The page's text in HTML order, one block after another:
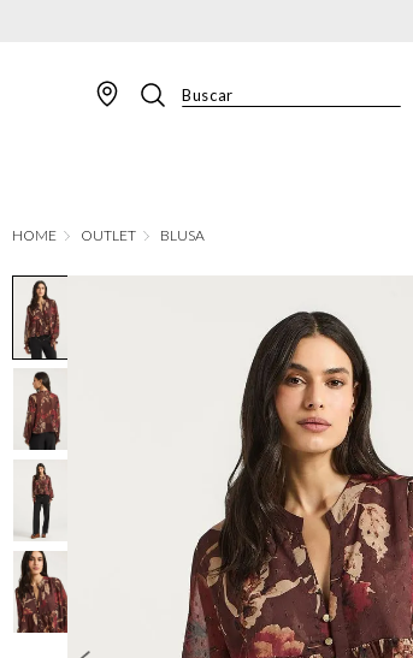
Buscar
VESTIDOS
JAQUETA
CALÇA JEANS
COLETE
OUTLET BLUSA